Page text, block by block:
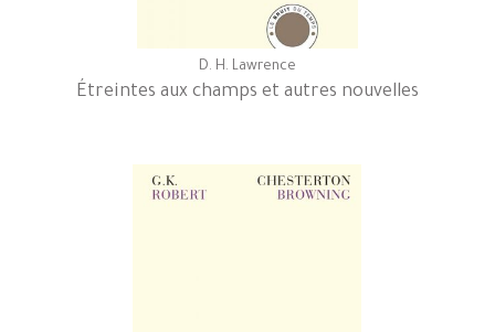
D. H. Lawrence
Étreintes aux champs et autres nouvelles